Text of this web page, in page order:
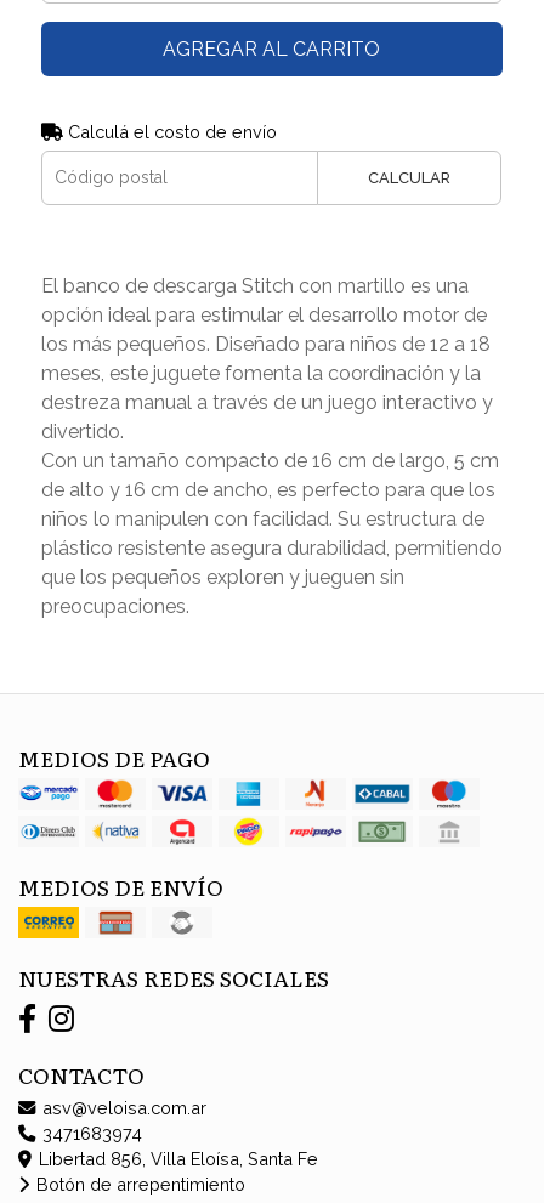
AGREGAR AL CARRITO
Calculá el costo de envío
CALCULAR
El banco de descarga Stitch con martillo es una
opción ideal para estimular el desarrollo motor de
los más pequeños. Diseñado para niños de 12 a 18
meses, este juguete fomenta la coordinación y la
destreza manual a través de un juego interactivo y
divertido.
Con un tamaño compacto de 16 cm de largo, 5 cm
de alto y 16 cm de ancho, es perfecto para que los
niños lo manipulen con facilidad. Su estructura de
plástico resistente asegura durabilidad, permitiendo
que los pequeños exploren y jueguen sin
preocupaciones.
MEDIOS DE PAGO
MEDIOS DE ENVÍO
NUESTRAS REDES SOCIALES
CONTACTO
asv@veloisa.com.ar
3471683974
Libertad 856, Villa Eloísa, Santa Fe
Botón de arrepentimiento